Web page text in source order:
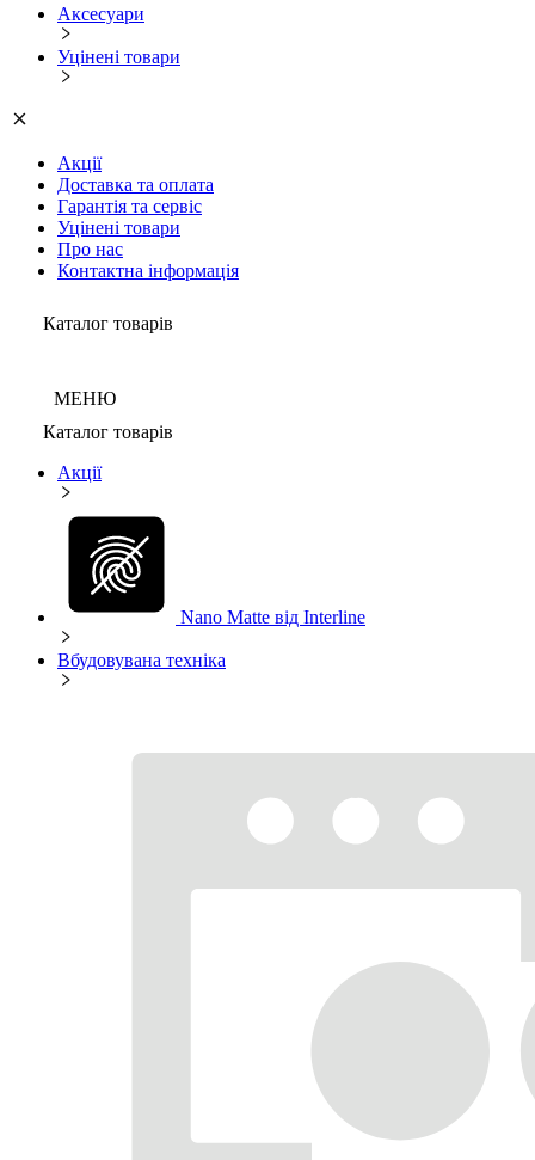
Аксесуари
Уцінені товари
Акції
Доставка та оплата
Гарантія та сервіс
Уцінені товари
Про нас
Контактна інформація
Каталог товарів
МЕНЮ
Каталог товарів
Акції
Nano Matte від Interline
Вбудовувана техніка